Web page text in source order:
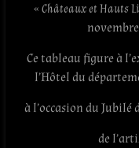
«Châteaux et Hauts
novembre
Ce tableau figure à
l’Hôtel du
à l’occasion du Jubilé
de